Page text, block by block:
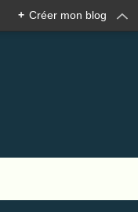
+ Créer mon blog